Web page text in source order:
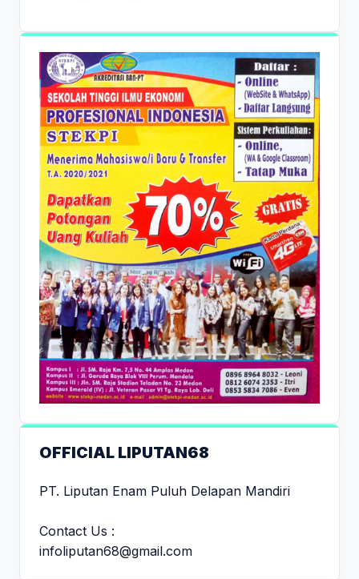
OFFICIAL LIPUTAN68
PT. Liputan Enam Puluh Delapan Mandiri
Contact Us :
infoliputan68@gmail.com